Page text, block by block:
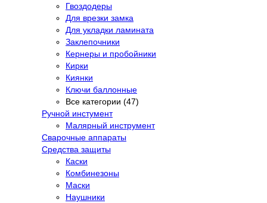
Гвоздодеры
Для врезки замка
Для укладки ламината
Заклепочники
Кернеры и пробойники
Кирки
Киянки
Ключи баллонные
Все категории (47)
Ручной инстумент
Малярный инструмент
Сварочные аппараты
Средства защиты
Каски
Комбинезоны
Маски
Наушники